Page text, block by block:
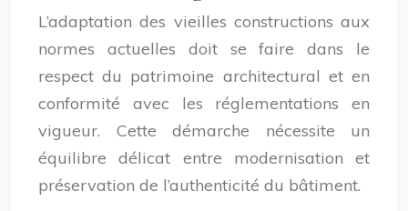
L’adaptation des vieilles constructions aux
normes actuelles doit se faire dans le
respect du patrimoine architectural et en
conformité avec les réglementations en
vigueur. Cette démarche nécessite un
équilibre délicat entre modernisation et
préservation de l’authenticité du bâtiment.